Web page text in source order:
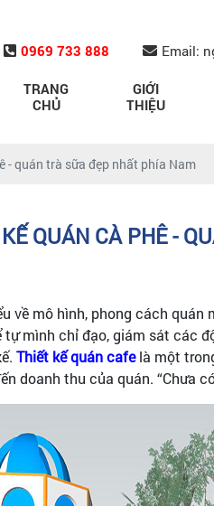
0969 733 888 Email:
TRANG
CHỦ
GIỚI
THIỆU
- quán trà sữa đẹp nhất phía Nam
QUÁN CÀ PHÊ -
về mô hình, phong cách quán
mình chỉ đạo, giám sát các
Thiết kế quán cafelà một
doanh thu của quán. “Chưa